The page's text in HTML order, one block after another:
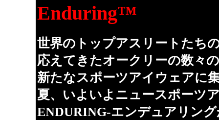
Enduring™
世界のトップアスリートたち
応えてきたオークリーの数々
新たなスポーツアイウェアに
夏、いよいよニュースポーツ
ENDURING-エンデュアリン